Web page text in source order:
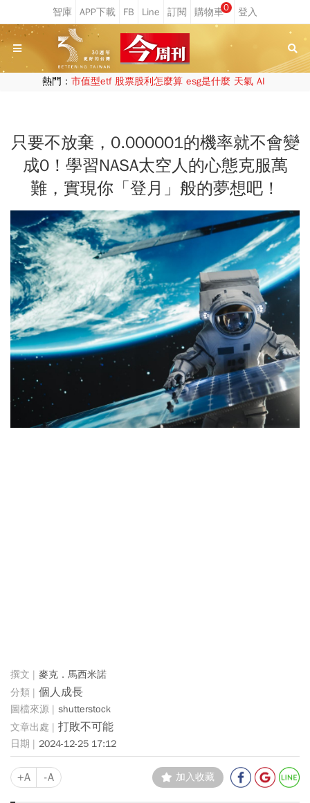
0
熱門： 市值型etf 股票股利怎麼算 esg是什麼 天氣 AI
只要不放棄，0.000001的機率就不會變
成0！學習NASA太空人的心態克服萬
難，實現你「登月」般的夢想吧！
麥克．馬西米諾
個人成長
shutterstock
打敗不可能
2024-12-25 17:12
+A -A 加入收藏